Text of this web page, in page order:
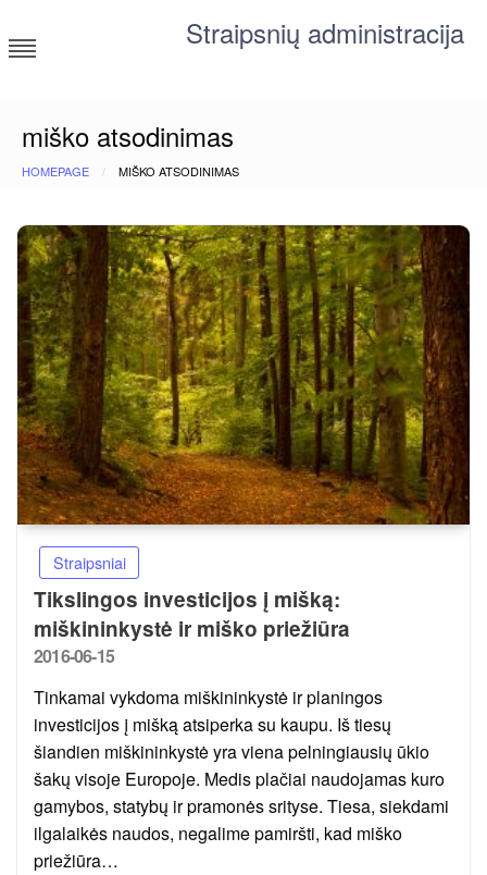
to
content
Straipsnių administracija
miško atsodinimas
HOMEPAGE MIŠKO ATSODINIMAS
Straipsniai
Tikslingos investicijos į mišką:
miškininkystė ir miško priežiūra
Posted
2016-06-15
Tinkamai vykdoma miškininkystė ir planingos
investicijos į mišką atsiperka su kaupu. Iš tiesų
šiandien miškininkystė yra viena pelningiausių ūkio
šakų visoje Europoje. Medis plačiai naudojamas kuro
gamybos, statybų ir pramonės srityse. Tiesa, siekdami
ilgalaikės naudos, negalime pamiršti, kad miško
priežiūra…